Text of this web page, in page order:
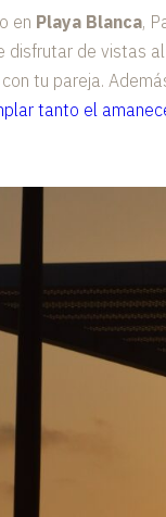
en Playa Blanca,
disfrutar de vistas
tu pareja.
tanto el